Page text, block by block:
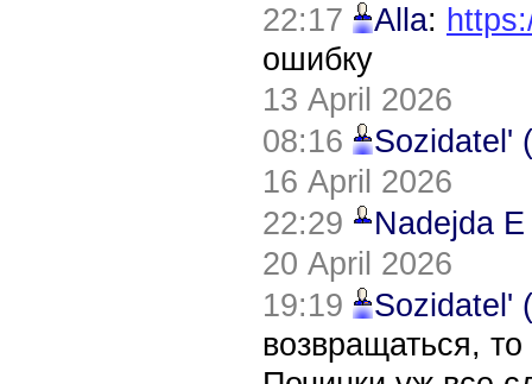
22:17
Alla:
ошибку
13 April 2026
08:16
Sozidatel'
16 April 2026
22:29
Nadejda
20 April 2026
19:19
Sozidatel'
возвращаться,